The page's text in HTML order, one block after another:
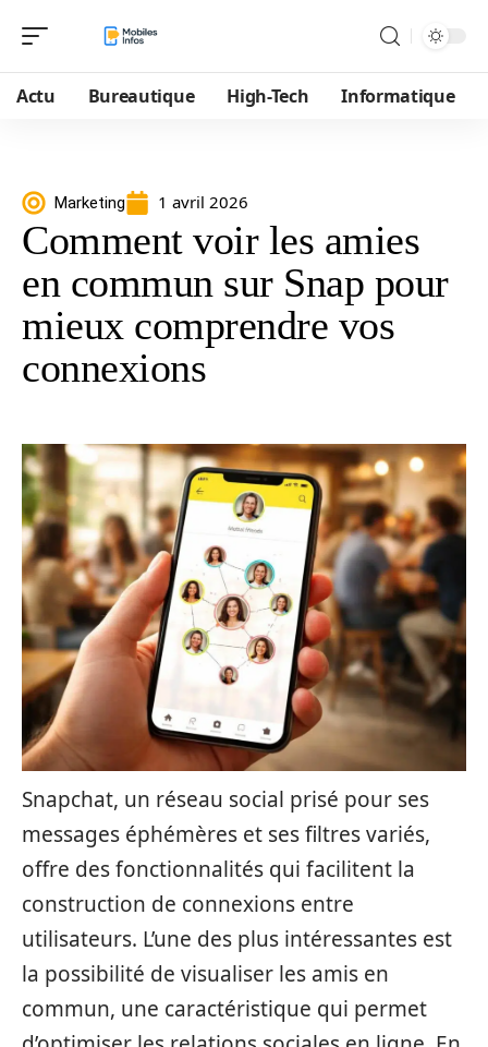
Actu Bureautique High-Tech Informatique
Marketing 1 avril 2026
Comment voir les amies
en commun sur Snap pour
mieux comprendre vos
connexions
Snapchat, un réseau social prisé pour ses
messages éphémères et ses filtres variés,
offre des fonctionnalités qui facilitent la
construction de connexions entre
utilisateurs. L’une des plus intéressantes est
la possibilité de visualiser les amis en
commun, une caractéristique qui permet